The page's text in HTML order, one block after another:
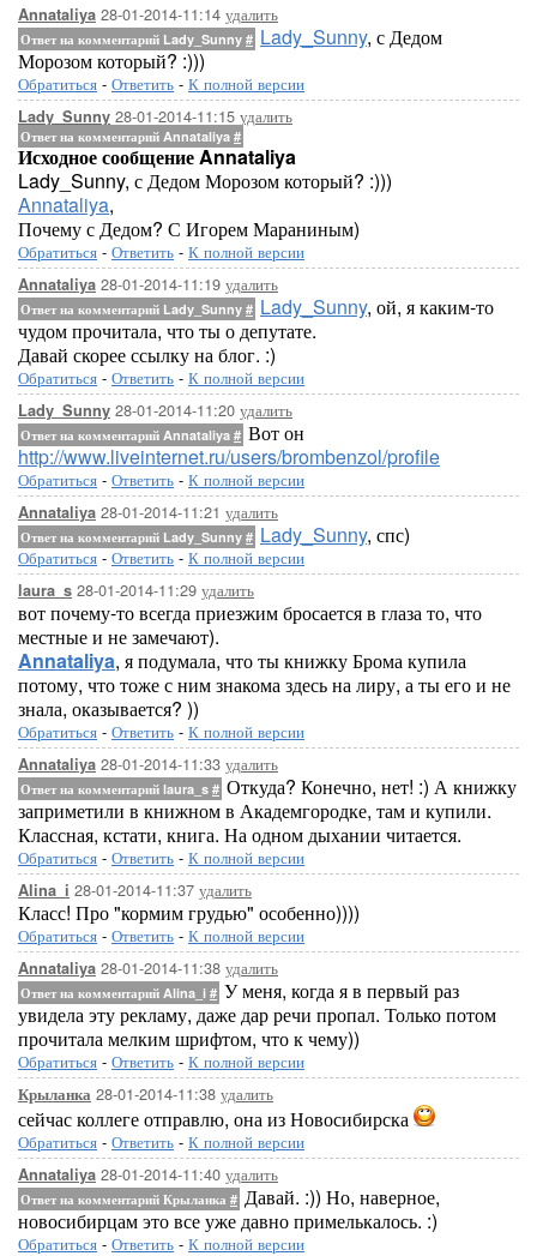
Annataliya 28-01-2014-11:14 удалить
Ответ на комментарий Lady_Sunny # Lady_Sunny, с Дедом
Морозом который? :)))
Обратиться - Ответить - К полной версии
Lady_Sunny 28-01-2014-11:15 удалить
Ответ на комментарий Annataliya #
Исходное сообщение Annataliya
Lady_Sunny, с Дедом Морозом который? :)))
Annataliya,
Почему с Дедом? С Игорем Мараниным)
Обратиться - Ответить - К полной версии
Annataliya 28-01-2014-11:19 удалить
Ответ на комментарий Lady_Sunny # Lady_Sunny, ой, я каким-то
чудом прочитала, что ты о депутате.
Давай скорее ссылку на блог. :)
Обратиться - Ответить - К полной версии
Lady_Sunny 28-01-2014-11:20 удалить
Ответ на комментарий Annataliya # Вот он
http://www.liveinternet.ru/users/brombenzol/profile
Обратиться - Ответить - К полной версии
Annataliya 28-01-2014-11:21 удалить
Ответ на комментарий Lady_Sunny # Lady_Sunny, спс)
Обратиться - Ответить - К полной версии
laura_s 28-01-2014-11:29 удалить
вот почему-то всегда приезжим бросается в глаза то, что
местные и не замечают).
Annataliya, я подумала, что ты книжку Брома купила
потому, что тоже с ним знакома здесь на лиру, а ты его и не
знала, оказывается? ))
Обратиться - Ответить - К полной версии
Annataliya 28-01-2014-11:33 удалить
Ответ на комментарий laura_s # Откуда? Конечно, нет! :) А книжку
заприметили в книжном в Академгородке, там и купили.
Классная, кстати, книга. На одном дыхании читается.
Обратиться - Ответить - К полной версии
Alina_i 28-01-2014-11:37 удалить
Класс! Про "кормим грудью" особенно))))
Обратиться - Ответить - К полной версии
Annataliya 28-01-2014-11:38 удалить
Ответ на комментарий Alina_i # У меня, когда я в первый раз
увидела эту рекламу, даже дар речи пропал. Только потом
прочитала мелким шрифтом, что к чему))
Обратиться - Ответить - К полной версии
Крыланка 28-01-2014-11:38 удалить
сейчас коллеге отправлю, она из Новосибирска
Обратиться - Ответить - К полной версии
Annataliya 28-01-2014-11:40 удалить
Ответ на комментарий Крыланка # Давай. :)) Но, наверное,
новосибирцам это все уже давно примелькалось. :)
Обратиться - Ответить - К полной версии